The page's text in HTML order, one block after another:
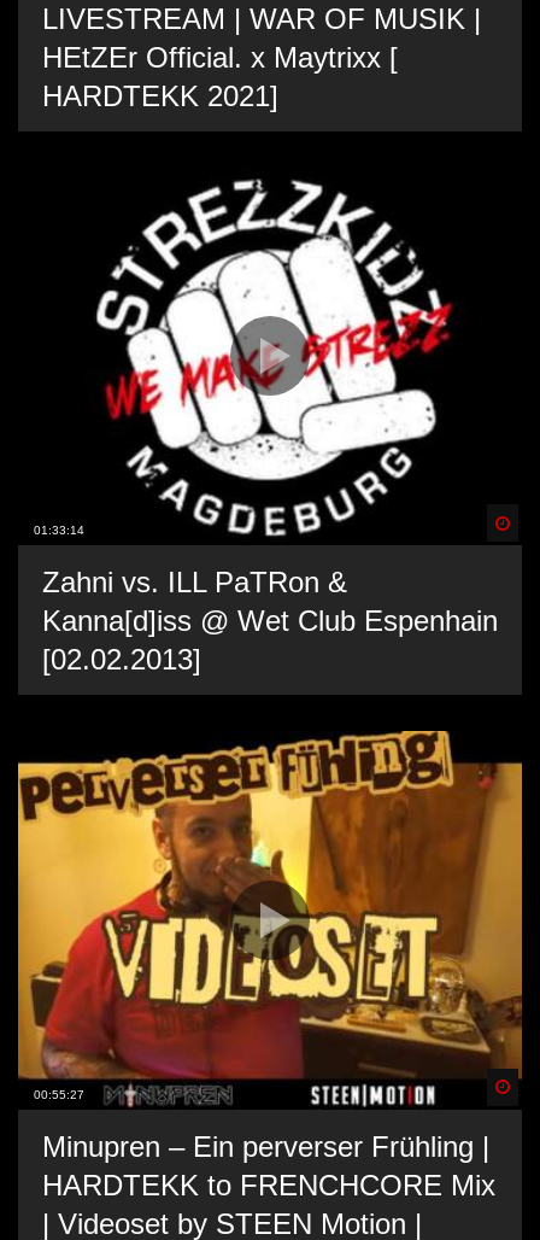
LIVESTREAM | WAR OF MUSIK |
HEtZEr Official. x Maytrixx [
HARDTEKK 2021]
01:33:14
Zahni vs. ILL PaTRon &
Kanna[d]iss @ Wet Club Espenhain
[02.02.2013]
00:55:27
Minupren – Ein perverser Frühling |
HARDTEKK to FRENCHCORE Mix
| Videoset by STEEN Motion |